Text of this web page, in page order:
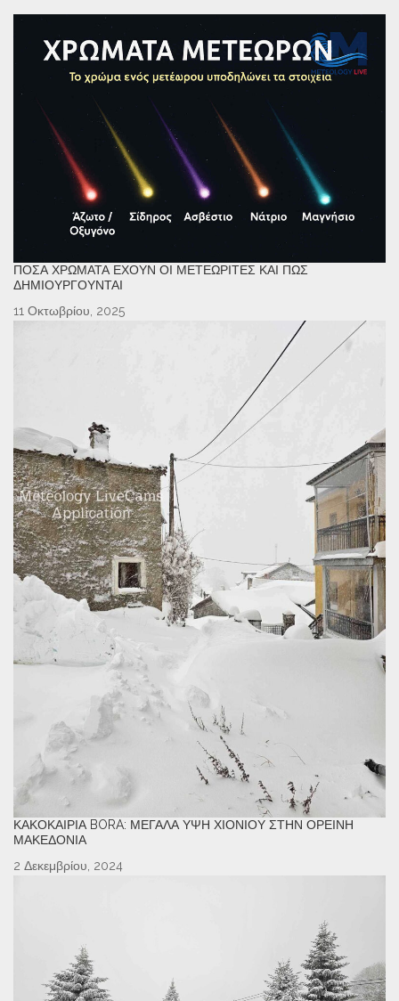
ΠΌΣΑ ΧΡΏΜΑΤΑ ΈΧΟΥΝ ΟΙ ΜΕΤΕΩΡΊΤΕΣ ΚΑΙ ΠΏΣ
ΔΗΜΙΟΥΡΓΟΎΝΤΑΙ
11 Οκτωβρίου, 2025
ΚΑΚΟΚΑΙΡΊΑ BORA: ΜΕΓΆΛΑ ΎΨΗ ΧΙΟΝΙΟΎ ΣΤΗΝ ΟΡΕΙΝΉ
ΜΑΚΕΔΟΝΊΑ
2 Δεκεμβρίου, 2024